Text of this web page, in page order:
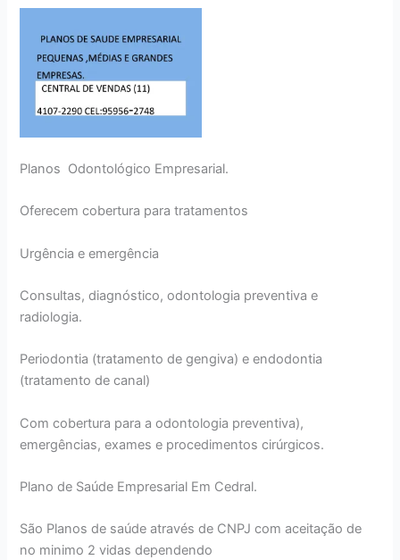
Planos Odontológico Empresarial.
Oferecem cobertura para tratamentos
Urgência e emergência
Consultas, diagnóstico, odontologia preventiva e
radiologia.
Periodontia (tratamento de gengiva) e endodontia
(tratamento de canal)
Com cobertura para a odontologia preventiva),
emergências, exames e procedimentos cirúrgicos.
Plano de Saúde Empresarial Em Cedral.
São Planos de saúde através de CNPJ com aceitação de
no minimo 2 vidas dependendo